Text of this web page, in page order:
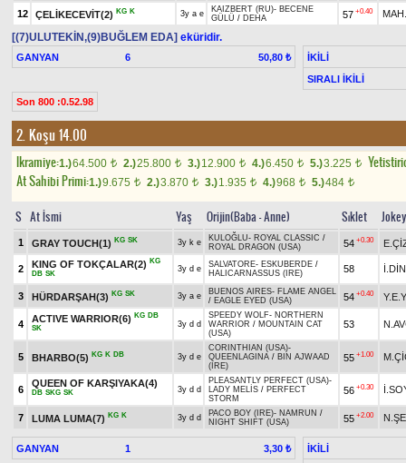
12 ÇELİKECEVİT(2) KG K 3y a e KAIZBERT (RU)- BECENE
GÜLÜ / DEHA 57 +0.40
[(7)ULUTEKİN,(9)BUĞLEM EDA] eküridir.
GANYAN 6 50,80 ₺
İKİLİ
SIRALI İKİLİ
Son 800 :0.52.98
2. Koşu 14.00
Ikramiye:1.)64.500 t 2.)25.800 t 3.)12.900 t 4.)6.450 t 5.)3.225 t
At Sahibi Primi:1.)9.675 t 2.)3.870 t 3.)1.935 t 4.)968 t 5.)484 t
S At İsmi Yaş Orijin(Baba - Anne) Sıklet Jokey
1 GRAY TOUCH(1) KG SK 3y k e KULOĞLU- ROYAL CLASSIC /
ROYAL DRAGON (USA)
54 +0.30
2 KING OF TOKÇALAR(2) KG
DB SK
3y d e SALVATORE- ESKUBERDE /
HALICARNASSUS (IRE)
58
3 HÜRDARŞAH(3) KG SK 3y a e BUENOS AIRES- FLAME ANGEL
/ EAGLE EYED (USA) 54 +0.40
4
ACTIVE WARRIOR(6) KG DB
SK
3y d d
SPEEDY WOLF- NORTHERN
WARRIOR / MOUNTAIN CAT
(USA)
53
5 BHARBO(5) KG K DB 3y d e
CORINTHIAN (USA)-
QUEENLAGINA / BIN AJWAAD
(IRE)
55 +1.00
6
QUEEN OF KARŞIYAKA(4)
DB SKG SK 3y d d
PLEASANTLY PERFECT (USA)-
LADY MELİS / PERFECT
STORM
56 +0.30
7 LUMA LUMA(7) KG K 3y d d PACO BOY (IRE)- NAMRUN /
NIGHT SHIFT (USA)
55 +2.00
GANYAN 1 3,30 ₺
İKİLİ